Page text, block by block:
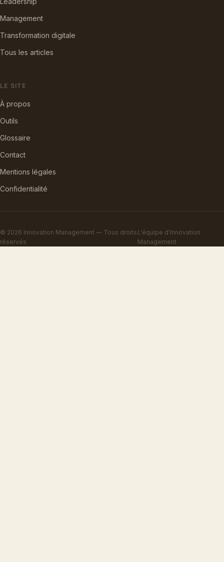
Management
Transformation digitale
Tous les articles
LE SITE
À propos
Outils
Glossaire
Contact
Mentions légales
Confidentialité
© 2026 Innovation Management — Tous droits
réservés
L'équipe d'Innovation
Management